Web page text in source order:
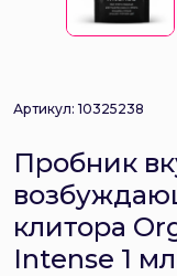
Артикул: 10325238
Пробник
клитора
Intense 1 мл